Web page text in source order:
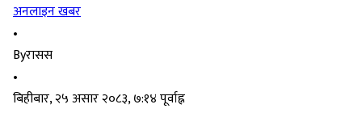
अनलाइन खबर
•
Byरासस
•
बिहीबार, २५ असार २०८३, ७:१४ पूर्वाह्न